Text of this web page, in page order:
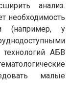
анализ.
необходимость
(например, у
АБВ
малые